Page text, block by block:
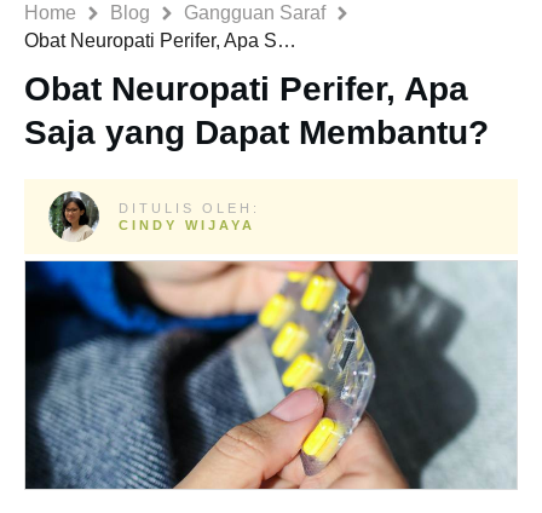
Home Blog
Gangguan Saraf
Obat Neuropati Perifer, Apa Saja yang Dapat Membantu?
Obat Neuropati Perifer, Apa
Saja yang Dapat Membantu?
DITULIS OLEH:
CINDY WIJAYA